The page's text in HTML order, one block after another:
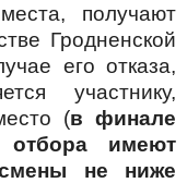
получают
Гродненской
его отказа,
участнику,
(в финале
отбора имеют
не ниже